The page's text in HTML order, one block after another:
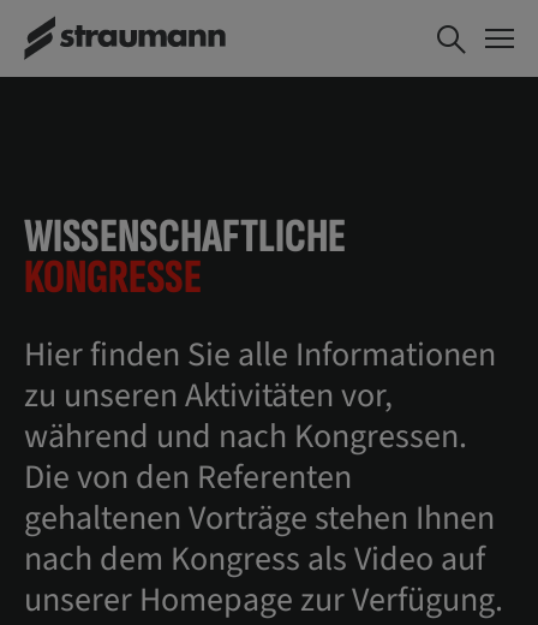
WISSENSCHAFTLICHE
KONGRESSE
Hier finden Sie alle Informationen
zu unseren Aktivitäten vor,
während und nach Kongressen.
Die von den Referenten
gehaltenen Vorträge stehen Ihnen
nach dem Kongress als Video auf
unserer Homepage zur Verfügung.